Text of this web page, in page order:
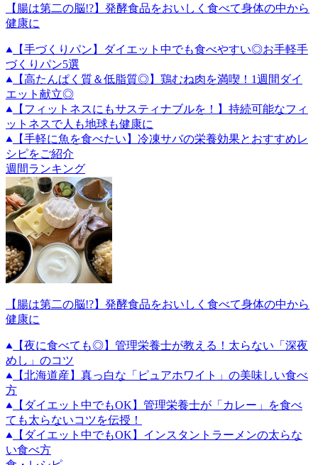
【腸は第二の脳!?】発酵食品をおいしく食べて身体の中から
健康に
【手づくりパン】ダイエット中でも食べやすい◎お手軽手
づくりパン5選
【高たんぱく質＆低脂質◎】鶏むね肉を満喫！1週間ダイ
エット献立◎
【フィットネスにもサスティナブルを！】持続可能なフィ
ットネスで人も地球も健康に
【手軽に魚を食べたい】冷凍サバの栄養効果とおすすめレ
シピをご紹介
週間ランキング
【腸は第二の脳!?】発酵食品をおいしく食べて身体の中から
健康に
【夜に食べても◎】管理栄養士が教える！太らない「深夜
めし」のコツ
【北海道産】真っ白な「ピュアホワイト」の美味しい食べ
方
【ダイエット中でもOK】管理栄養士が「カレー」を食べ
ても太らないコツを伝授！
【ダイエット中でもOK】インスタントラーメンの太らな
い食べ方